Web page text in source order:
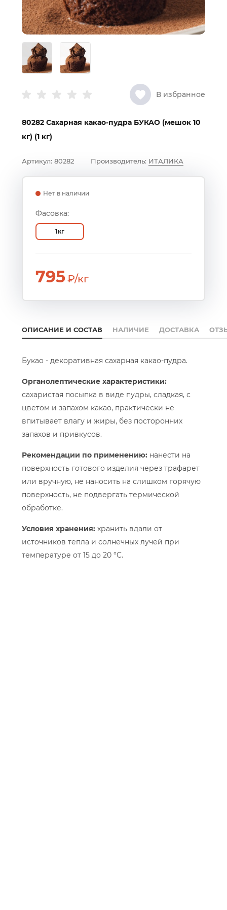
В избранное
80282 Сахарная какао-пудра БУКАО (мешок 10
кг) (1 кг)
Артикул: 80282 Производитель: ИТАЛИКА
Нет в наличии
Фасовка:
1кг
795₽/кг
ОПИСАНИЕ И СОСТАВ НАЛИЧИЕ ДОСТАВКА
Букао - декоративная сахарная какао-пудра.
Органолептические характеристики:
сахаристая посыпка в виде пудры, сладкая, с
цветом и запахом какао, практически не
впитывает влагу и жиры, без посторонних
запахов и привкусов.
Рекомендации по применению: нанести на
поверхность готового изделия через трафарет
или вручную, не наносить на слишком горячую
поверхность, не подвергать термической
обработке.
Условия хранения: хранить вдали от
источников тепла и солнечных лучей при
температуре от 15 до 20 °C.